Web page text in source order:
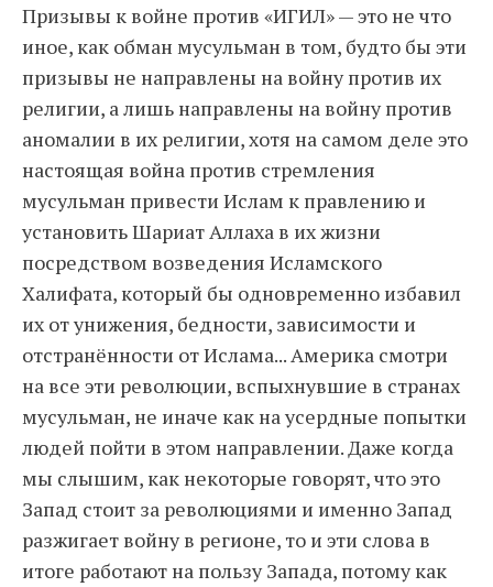
Призывы к войне против «ИГИЛ» — это не что
иное, как обман мусульман в том, будто бы эти
призывы не направлены на войну против их
религии, а лишь направлены на войну против
аномалии в их религии, хотя на самом деле это
настоящая война против стремления
мусульман привести Ислам к правлению и
установить Шариат Аллаха в их жизни
посредством возведения Исламского
Халифата, который бы одновременно избавил
их от унижения, бедности, зависимости и
отстранённости от Ислама... Америка смотри
на все эти революции, вспыхнувшие в странах
мусульман, не иначе как на усердные попытки
людей пойти в этом направлении. Даже когда
мы слышим, как некоторые говорят, что это
Запад стоит за революциями и именно Запад
разжигает войну в регионе, то и эти слова в
итоге работают на пользу Запада, потому как